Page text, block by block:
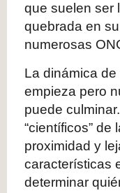
que suelen ser
quebrada en
numerosas
La dinámica
empieza pero
puede
“científicos”
proximidad y
características
determinar